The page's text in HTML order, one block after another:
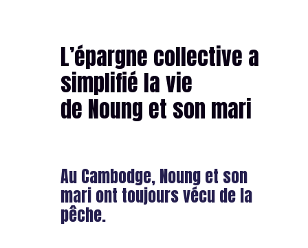
L’épargne collective a
simplifié la vie
de Noung et son mari
Au Cambodge, Noung et son
mari ont toujours vécu de la
pêche.